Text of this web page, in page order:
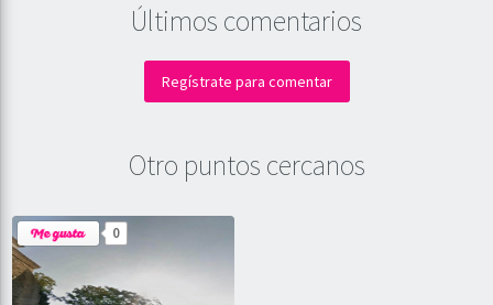
Últimos comentarios
Regístrate para comentar
Otro puntos cercanos
0